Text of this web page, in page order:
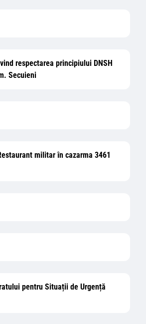
respectarea principiului DNSH
Secuieni
militar în cazarma 3461
pentru Situații de Urgență